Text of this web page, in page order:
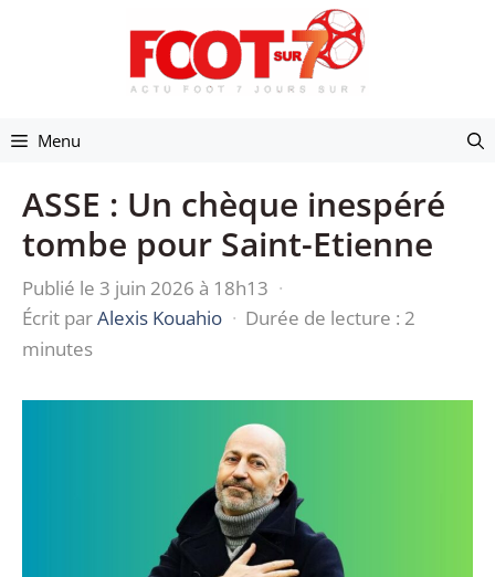
Menu
ASSE : Un chèque inespéré
tombe pour Saint-Etienne
Publié le 3 juin 2026 à 18h13 ·
Écrit parAlexis Kouahio · Durée de lecture : 2
minutes